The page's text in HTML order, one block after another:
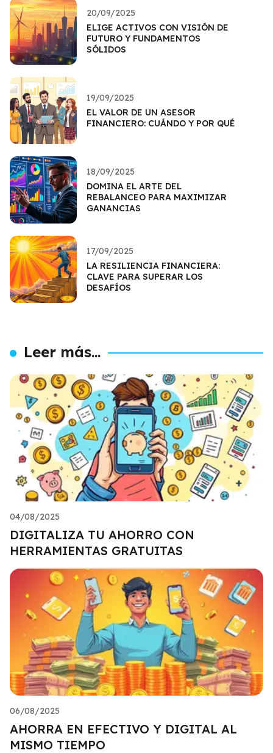
20/09/2025
ELIGE ACTIVOS CON VISIÓN DE
FUTURO Y FUNDAMENTOS
SÓLIDOS
19/09/2025
EL VALOR DE UN ASESOR
FINANCIERO: CUÁNDO Y POR QUÉ
18/09/2025
DOMINA EL ARTE DEL
REBALANCEO PARA MAXIMIZAR
GANANCIAS
17/09/2025
LA RESILIENCIA FINANCIERA:
CLAVE PARA SUPERAR LOS
DESAFÍOS
Leer más...
04/08/2025
DIGITALIZA TU AHORRO CON
HERRAMIENTAS GRATUITAS
06/08/2025
AHORRA EN EFECTIVO Y DIGITAL AL
MISMO TIEMPO